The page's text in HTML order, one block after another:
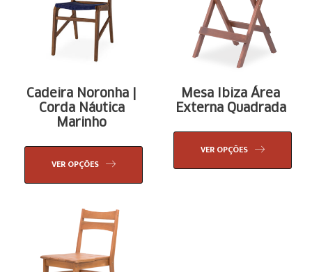
Cadeira Noronha |
Corda Náutica
Marinho
VER OPÇÕES
Mesa Ibiza Área
Externa Quadrada
VER OPÇÕES